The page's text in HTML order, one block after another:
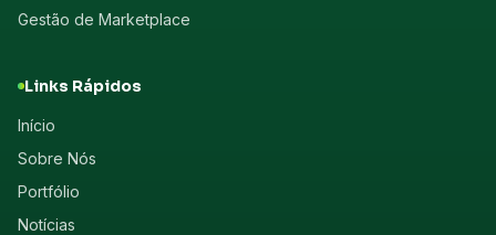
Gestão de Marketplace
Links Rápidos
Início
Sobre Nós
Portfólio
Notícias